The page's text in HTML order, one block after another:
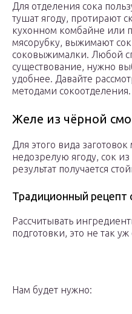
Для отделения сока
тушат ягоду, протирают
кухонном комбайне или
мясорубку, выжимают
соковыжималки. Любой
существование, нужно
удобнее. Давайте
методами сокоотделения.
Желе из чёрной
Для этого вида
недозрелую ягоду, сок
результат получается
Традиционный
Рассчитывать
подготовки, это не так
Нам будет нужно: